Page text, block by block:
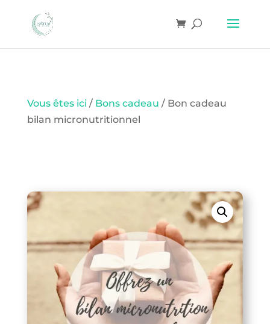
Vous êtes ici/ Bons cadeau / Bon cadeau
bilan micronutritionnel